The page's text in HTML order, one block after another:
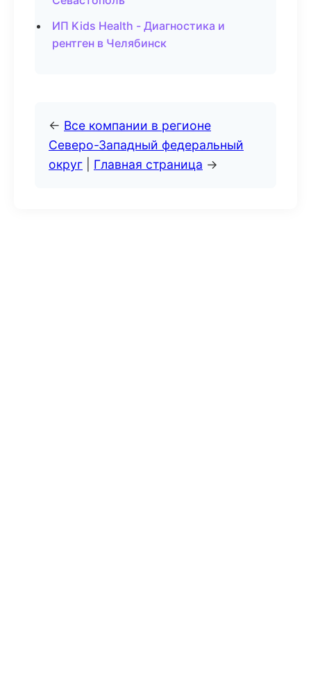
ИП Kids Health - Диагностика и
рентген в Челябинск
← Все компании в регионе
Северо-Западный федеральный
округ
Главная страница →